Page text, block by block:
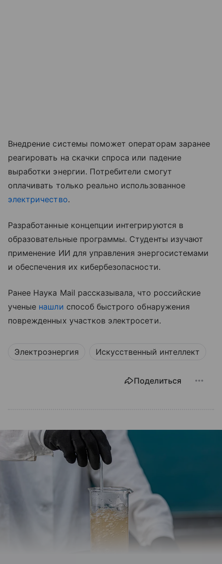
Внедрение системы поможет операторам заранее
реагировать на скачки спроса или падение
выработки энергии. Потребители смогут
оплачивать только реально использованное
электричество.
Разработанные концепции интегрируются в
образовательные программы. Студенты изучают
применение ИИ для управления энергосистемами
и обеспечения их кибербезопасности.
Ранее Наука Mail рассказывала, что российские
ученые нашли способ быстрого обнаружения
поврежденных участков электросети.
Электроэнергия Искусственный интеллект
Поделиться